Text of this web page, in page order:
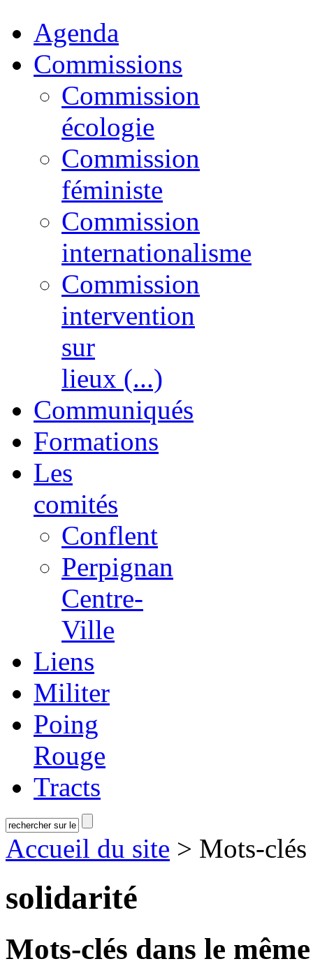
Agenda
Commissions
Commission
écologie
Commission
féministe
Commission
internationalisme
Commission
intervention
sur
lieux (...)
Communiqués
Formations
Les
comités
Conflent
Perpignan
Centre-
Ville
Liens
Militer
Poing
Rouge
Tracts
Accueil du site > Mots-
solidarité
Mots-clés dans le